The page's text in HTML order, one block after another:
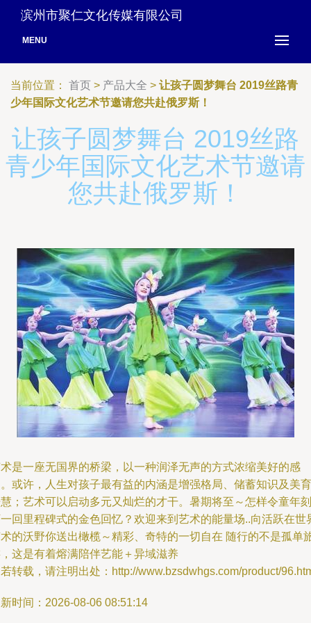
滨州市聚仁文化传媒有限公司
MENU
当前位置： 首页 > 产品大全 > 让孩子圆梦舞台 2019丝路青
少年国际文化艺术节邀请您共赴俄罗斯！
让孩子圆梦舞台 2019丝路
青少年国际文化艺术节邀请
您共赴俄罗斯！
是一座无国界的桥梁，以一种润泽无声的方式浓缩美好的感
或许，人生对孩子最有益的内涵是增强格局、储蓄知识及美育
；艺术可以启动多元又灿烂的才干。暑期将至～怎样令童年刻
回里程碑式的金色回忆？欢迎来到艺术的能量场..向活跃在世
的沃野你送出橄榄～精彩、奇特的一切自在 随行的不是孤单
这是有着熔满陪伴艺能＋异域滋养
转载，请注明出处：http://www.bzsdwhgs.com/product/
时间：2026-08-06 08:51:14